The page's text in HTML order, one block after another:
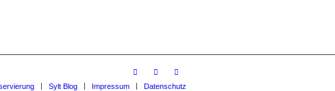
Sylt Blog Impressum Datenschutz